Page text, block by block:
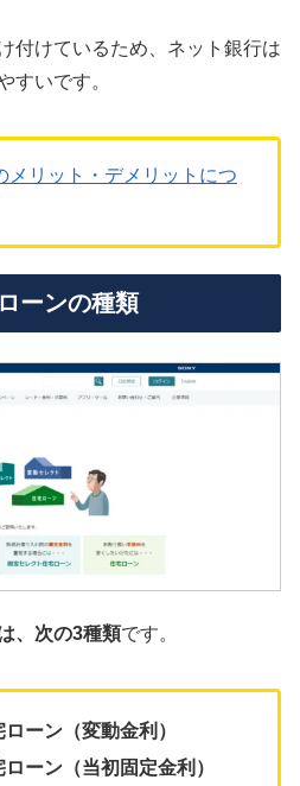
付けているため、ネット銀行は
すいです。
メリット・デメリットにつ
ーンの種類
、次の3種類です。
ーン（変動金利）
ーン（当初固定金利）